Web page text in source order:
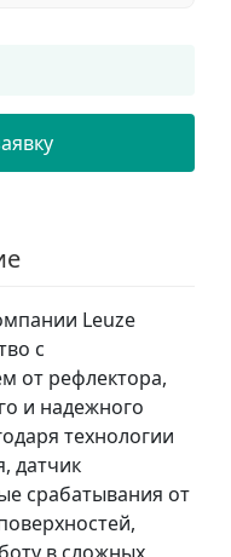
Leuze
с
от рефлектора,
и надежного
технологии
датчик
срабатывания от